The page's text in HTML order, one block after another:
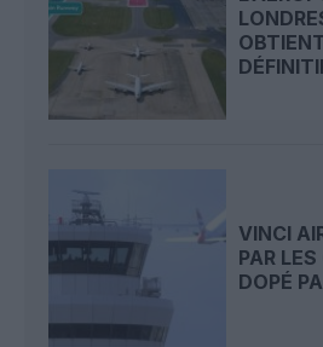
VINCI
PAR
DOPÉ